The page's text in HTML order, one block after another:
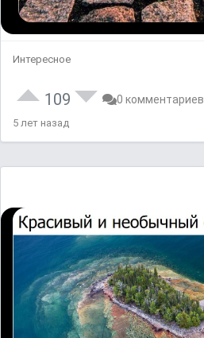
Интересное
109 0 комментариев
5 лет назад